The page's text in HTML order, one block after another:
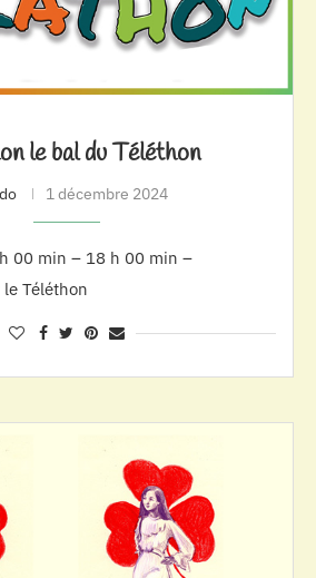
le bal du Téléthon
1 décembre 2024
00 min – 18 h 00 min –
Téléthon